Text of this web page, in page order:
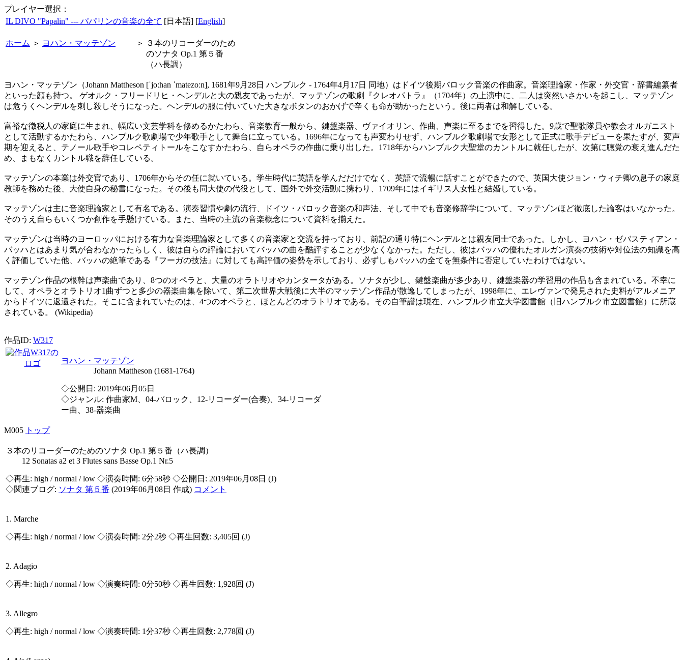
プレイヤー選択：
IL DIVO "Papalin" --- パパリンの音楽の全て [日本語] [English]
ホーム ＞ ヨハン・マッテゾン ＞
３本のリコーダーのため
のソナタ Op.1 第５番
（ハ長調）
ヨハン・マッテゾン（Johann Mattheson [ˈjoːhan ˈmatezoːn], 1681年9月28日 ハンブルク - 1764年4月17日 同地）はドイツ後期バロック音楽の作曲家。音楽理論家・作家・外交官・辞書編纂者
といった顔も持つ。 ゲオルク・フリードリヒ・ヘンデルと大の親友であったが、マッテゾンの歌劇『クレオパトラ』（1704年）の上演中に、二人は突然いさかいを起こし、マッテゾン
は危うくヘンデルを刺し殺しそうになった。ヘンデルの服に付いていた大きなボタンのおかげで辛くも命が助かったという。後に両者は和解している。
富裕な徴税人の家庭に生まれ、幅広い文芸学科を修めるかたわら、音楽教育一般から、鍵盤楽器、ヴァイオリン、作曲、声楽に至るまでを習得した。9歳で聖歌隊員や教会オルガニスト
として活動するかたわら、ハンブルク歌劇場で少年歌手として舞台に立っている。1696年になっても声変わりせず、ハンブルク歌劇場で女形として正式に歌手デビューを果たすが、変声
期を迎えると、テノール歌手やコレペティトールをこなすかたわら、自らオペラの作曲に乗り出した。1718年からハンブルク大聖堂のカントルに就任したが、次第に聴覚の衰え進んだた
め、まもなくカントル職を辞任している。
マッテゾンの本業は外交官であり、1706年からその任に就いている。学生時代に英語を学んだだけでなく、英語で流暢に話すことができたので、英国大使ジョン・ウィチ卿の息子の家庭
教師を務めた後、大使自身の秘書になった。その後も同大使の代役として、国外で外交活動に携わり、1709年にはイギリス人女性と結婚している。
マッテゾンは主に音楽理論家として有名である。演奏習慣や劇の流行、ドイツ・バロック音楽の和声法、そして中でも音楽修辞学について、マッテゾンほど徹底した論客はいなかった。
そのうえ自らもいくつか創作を手懸けている。また、当時の主流の音楽概念について資料を揃えた。
マッテゾンは当時のヨーロッパにおける有力な音楽理論家として多くの音楽家と交流を持っており、前記の通り特にヘンデルとは親友同士であった。しかし、ヨハン・ゼバスティアン・
バッハとはあまり気が合わなかったらしく、彼は自らの評論においてバッハの曲を酷評することが少なくなかった。ただし、彼はバッハの優れたオルガン演奏の技術や対位法の知識を高
く評価していた他、バッハの絶筆である『フーガの技法』に対しても高評価の姿勢を示しており、必ずしもバッハの全てを無条件に否定していたわけではない。
マッテゾン作品の根幹は声楽曲であり、8つのオペラと、大量のオラトリオやカンタータがある。ソナタが少し、鍵盤楽曲が多少あり、鍵盤楽器の学習用の作品も含まれている。不幸に
して、オペラとオラトリオ1曲ずつと多少の器楽曲集を除いて、第二次世界大戦後に大半のマッテゾン作品が散逸してしまったが、1998年に、エレヴァンで発見された史料がアルメニア
からドイツに返還された。そこに含まれていたのは、4つのオペラと、ほとんどのオラトリオである。その自筆譜は現在、ハンブルク市立大学図書館（旧ハンブルク市立図書館）に所蔵
されている。 (Wikipedia)
作品ID: W317
ヨハン・マッテゾン
Johann Mattheson (1681-1764)
◇公開日: 2019年06月05日
◇ジャンル: 作曲家M、04-バロック、12-リコーダー(合奏)、34-リコーダ
ー曲、38-器楽曲
M005 トップ
３本のリコーダーのためのソナタ Op.1 第５番（ハ長調）
12 Sonatas a2 et 3 Flutes sans Basse Op.1 Nr.5
◇再生: high / normal / low ◇演奏時間: 6分58秒 ◇公開日: 2019年06月08日 (J)
◇関連ブログ: ソナタ 第５番 (2019年06月08日 作成) コメント
1. Marche
◇再生: high / normal / low ◇演奏時間: 2分2秒 ◇再生回数: 3,405回 (J)
2. Adagio
◇再生: high / normal / low ◇演奏時間: 0分50秒 ◇再生回数: 1,928回 (J)
3. Allegro
◇再生: high / normal / low ◇演奏時間: 1分37秒 ◇再生回数: 2,778回 (J)